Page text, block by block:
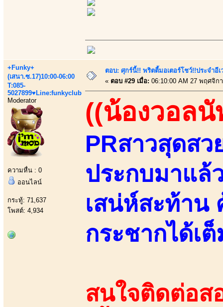
+Funky+
(เสนา.ซ.17)10:00-06:00
T:085-
5027899♥Line:funkyclub
Moderator
ความหื่น : 0
ออนไลน์
กระทู้: 71,637
โพสต์: 4,934
ตอบ: ศุกร์นี้!! พริตตี้มอเตอร์โชว์!!ประจำอี
« ตอบ #29 เมื่อ: 06:10:00 AM 27 พฤศจิก
((น้องวอลนั
PRสาวสุดส
ประกบมาแล้
เสน่ห์สะท้าน
กระชากได้เ
สนใจติดต่อส